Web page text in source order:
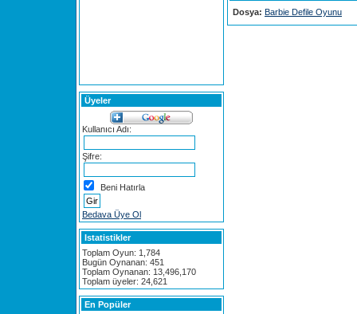
Üyeler
Kullanıcı Adı:
Şifre:
Beni Hatırla
Bedava Üye Ol
Istatistikler
Toplam Oyun: 1,784
Bugün Oynanan: 451
Toplam Oynanan: 13,496,170
Toplam üyeler: 24,621
En Popüler
Dosya: Barbie Defile Oyunu